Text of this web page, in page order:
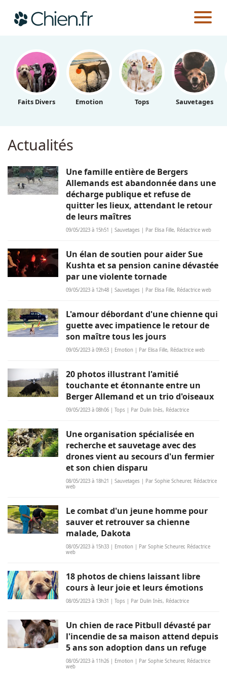
Actualités
Races
CHIEN.FR
Faits Divers Emotion Tops Sauvetages
Actualités
Une famille entière de Bergers
Allemands est abandonnée dans une
décharge publique et refuse de
quitter les lieux, attendant le retour
de leurs maîtres
09/05/2023 à 15h51 | Sauvetages | Par Elisa Fille, Rédactrice web
Un élan de soutien pour aider Sue
Kushta et sa pension canine dévastée
par une violente tornade
09/05/2023 à 12h48 | Sauvetages | Par Elisa Fille, Rédactrice web
L'amour débordant d'une chienne qui
guette avec impatience le retour de
son maître tous les jours
09/05/2023 à 09h53 | Emotion | Par Elisa Fille, Rédactrice web
20 photos illustrant l'amitié
touchante et étonnante entre un
Berger Allemand et un trio d'oiseaux
09/05/2023 à 08h06 | Tops | Par Dulin Inès, Rédactrice
Une organisation spécialisée en
recherche et sauvetage avec des
drones vient au secours d'un fermier
et son chien disparu
08/05/2023 à 18h21 | Sauvetages | Par Sophie Scheurer, Rédactrice
web
Le combat d'un jeune homme pour
sauver et retrouver sa chienne
malade, Dakota
08/05/2023 à 15h33 | Emotion | Par Sophie Scheurer, Rédactrice
web
18 photos de chiens laissant libre
cours à leur joie et leurs émotions
08/05/2023 à 13h31 | Tops | Par Dulin Inès, Rédactrice
Un chien de race Pitbull dévasté par
l'incendie de sa maison attend depuis
5 ans son adoption dans un refuge
08/05/2023 à 11h26 | Emotion | Par Sophie Scheurer, Rédactrice
web